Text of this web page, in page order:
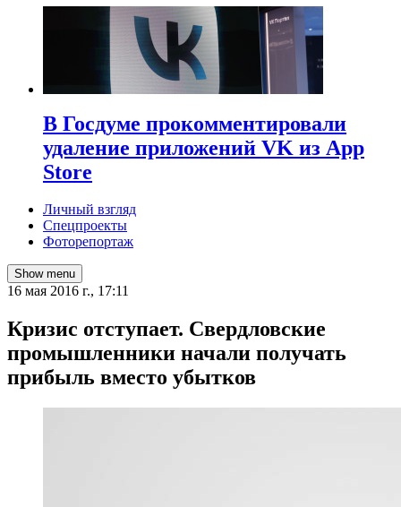
В Госдуме прокомментировали
удаление приложений VK из App
Store
Личный взгляд
Спецпроекты
Фоторепортаж
Show menu
16 мая 2016 г., 17:11
Кризис отступает. Свердловские
промышленники начали получать
прибыль вместо убытков